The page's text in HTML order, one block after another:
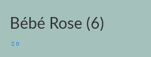
Bébé Rose (6)
0